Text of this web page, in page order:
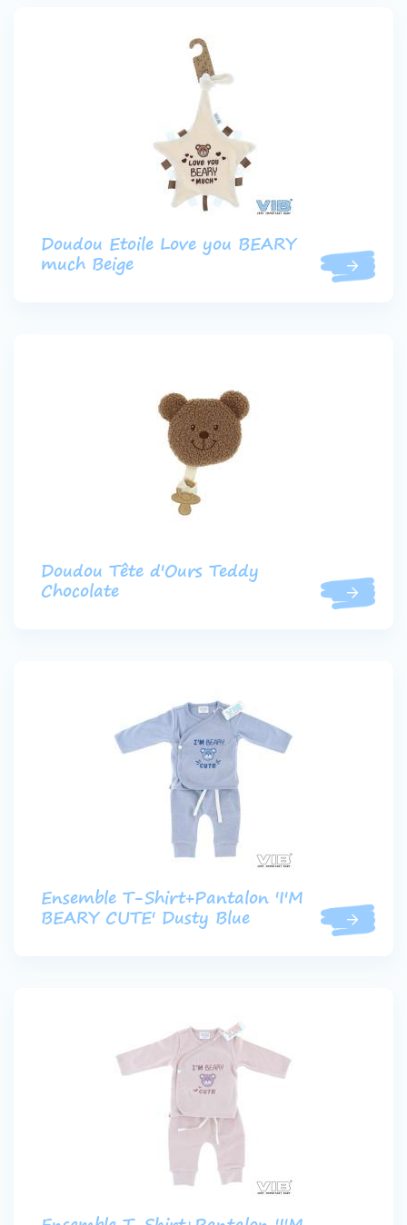
Doudou Etoile Love you BEARY
much Beige
Doudou Tête d'Ours Teddy
Chocolate
Ensemble T-Shirt+Pantalon 'I'M
BEARY CUTE' Dusty Blue